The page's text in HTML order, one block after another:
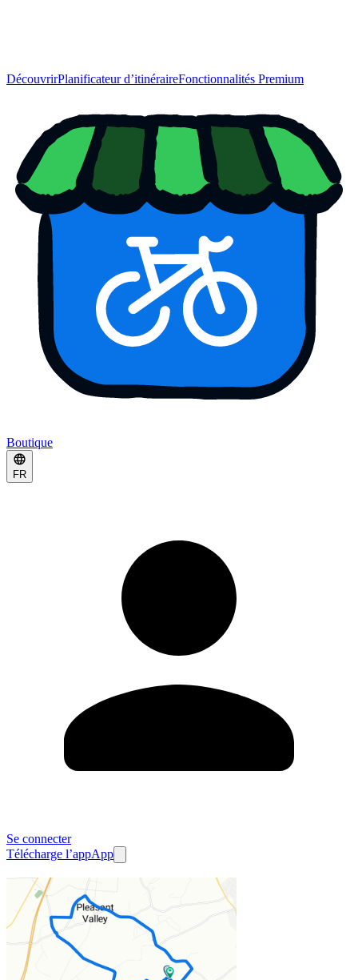
DécouvrirPlanificateur d’itinéraireFonctionnalités Premium
Boutique
FR
Se connecter
Télécharge l’appApp